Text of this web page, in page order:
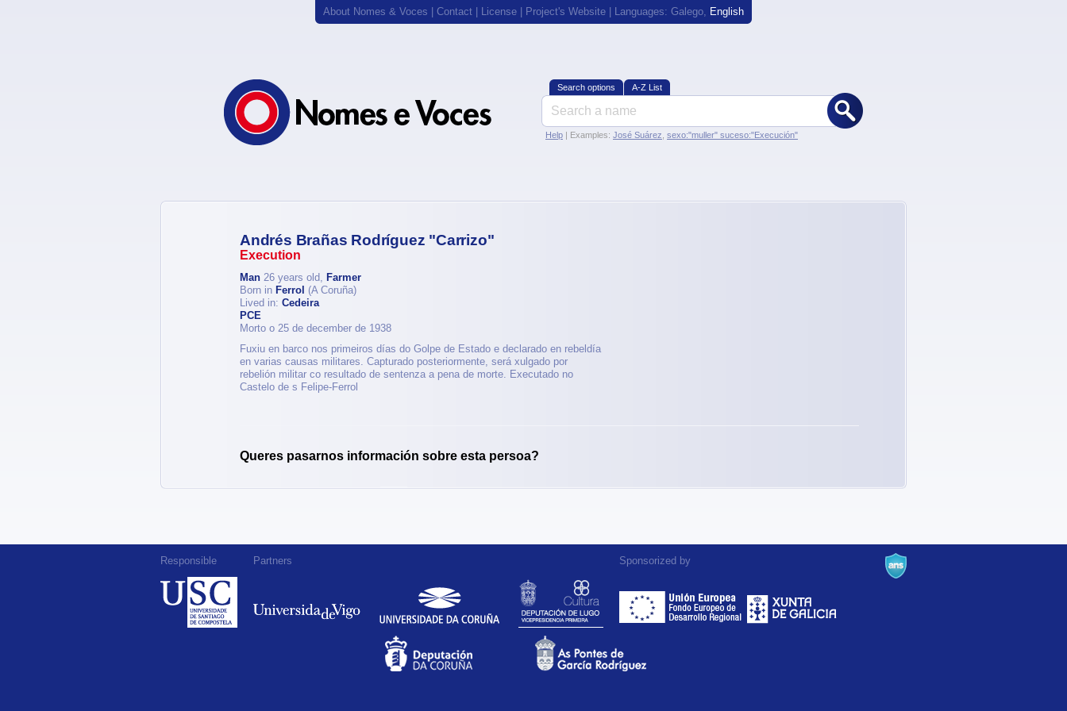
About Nomes & Voces Contact License Project's Website | Languages: Galego, English
Search options A-Z List
Help | Examples: José Suárez sexo:"muller" suceso:"Execución"
Andrés Brañas Rodríguez "Carrizo"
Execution
Man 26 years old, Farmer
Born in Ferrol (A Coruña)
Lived in: Cedeira
PCE
Morto o 25 de december de 1938
Fuxiu en barco nos primeiros días do Golpe de Estado e declarado en rebeldía
en varias causas militares. Capturado posteriormente, será xulgado por
rebelión militar co resultado de sentenza a pena de morte. Executado no
Castelo de s Felipe-Ferrol
Queres pasarnos información sobre esta persoa?
Responsible Partners Sponsorized by